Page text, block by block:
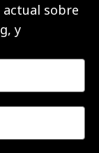
sobre
y